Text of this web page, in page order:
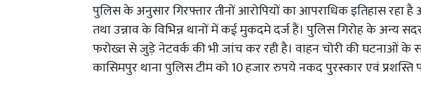
पुलिस के अनुसार गिरफ्तार तीनों आरोपियों का आपराधिक इतिहास
तथा उन्नाव के विभिन्न थानों में कई मुकदमे दर्ज हैं। पुलिस गिरोह के अन्य
फरोख्त से जुड़े नेटवर्क की भी जांच कर रही है। वाहन चोरी की घटनाओं
कासिमपुर थाना पुलिस टीम को 10 हजार रुपये नकद पुरस्कार एवं प्रशस्ति